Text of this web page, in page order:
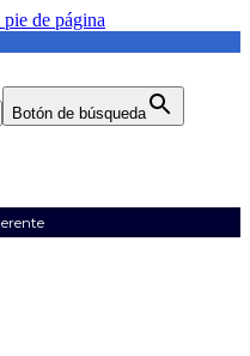
pie de página
Botón de búsqueda